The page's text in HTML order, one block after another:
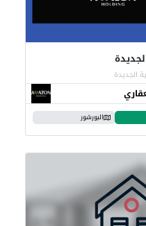
الجديدة
البورشور